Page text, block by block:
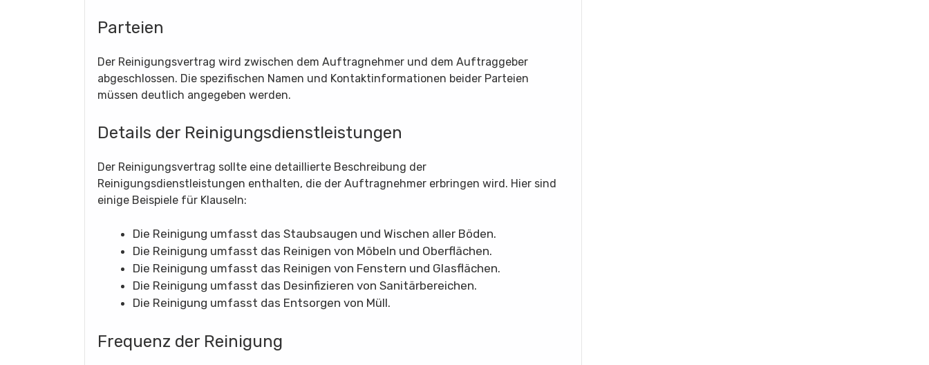
Parteien
Der Reinigungsvertrag wird zwischen dem Auftragnehmer und dem Auftraggeber
abgeschlossen. Die spezifischen Namen und Kontaktinformationen beider Parteien
müssen deutlich angegeben werden.
Details der Reinigungsdienstleistungen
Der Reinigungsvertrag sollte eine detaillierte Beschreibung der
Reinigungsdienstleistungen enthalten, die der Auftragnehmer erbringen wird. Hier sind
einige Beispiele für Klauseln:
Die Reinigung umfasst das Staubsaugen und Wischen aller Böden.
Die Reinigung umfasst das Reinigen von Möbeln und Oberflächen.
Die Reinigung umfasst das Reinigen von Fenstern und Glasflächen.
Die Reinigung umfasst das Desinfizieren von Sanitärbereichen.
Die Reinigung umfasst das Entsorgen von Müll.
Frequenz der Reinigung